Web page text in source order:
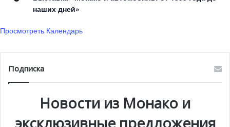
благотворительный забег No Finish Line. В этом году
436 963 км. Именно такая сумма в евро будет
неблагополучных семей. Этот показатель превзошел все
ожидания организаторов, которые надеялись достичь
отметки в 400 000 км.
В 18-м забеге No Finish Line приняли участие 12 967
наших дней»
Просмотреть Календарь
Подписка
Новости из Монако и
эксклюзивные предложения